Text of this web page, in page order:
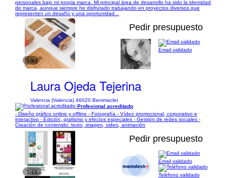
personales bajo mi propia marca. Mi principal área de desarrollo ha sido la identidad
de marca, aunque siempre he disfrutado trabajando en proyectos diversos que
representen un desafío y una oportunidad...
1/8
Pedir presupuesto
Laura Ojeda Tejerina
Valencia (Valencia) 46020 Benimaclet
Email validado
Profesional acreditado
- Diseño gráfico online y offline - Fotografía - Vídeo promocional, corporativo e
interactivo - Edición, grafismo y efectos especiales - Gestión de redes sociales -
Creación de contenido: texto, imagen, video, animación
1/13
Pedir presupuesto
Email validado
Teléfono validado